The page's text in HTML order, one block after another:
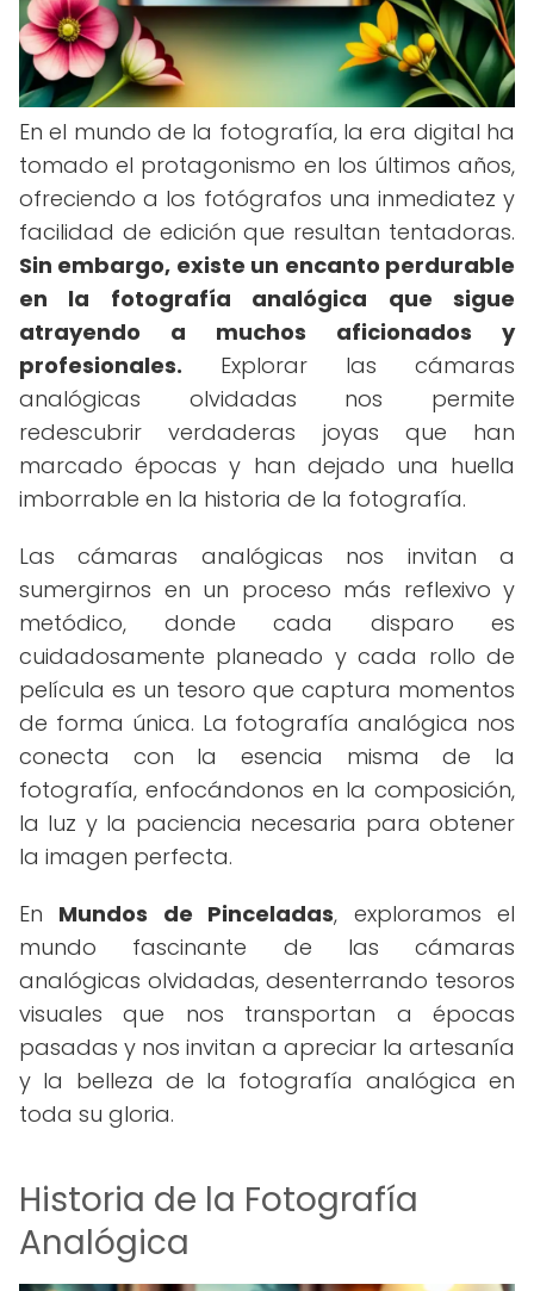
En el mundo de la fotografía, la era digital ha
tomado el protagonismo en los últimos años,
ofreciendo a los fotógrafos una inmediatez y
facilidad de edición que resultan tentadoras.
Sin embargo, existe un encanto perdurable
en la fotografía analógica que sigue
atrayendo a muchos aficionados y
profesionales. Explorar las cámaras
analógicas olvidadas nos permite
redescubrir verdaderas joyas que han
marcado épocas y han dejado una huella
imborrable en la historia de la fotografía.
Las cámaras analógicas nos invitan a
sumergirnos en un proceso más reflexivo y
metódico, donde cada disparo es
cuidadosamente planeado y cada rollo de
película es un tesoro que captura momentos
de forma única. La fotografía analógica nos
conecta con la esencia misma de la
fotografía, enfocándonos en la composición,
la luz y la paciencia necesaria para obtener
la imagen perfecta.
En Mundos de Pinceladas, exploramos el
mundo fascinante de las cámaras
analógicas olvidadas, desenterrando tesoros
visuales que nos transportan a épocas
pasadas y nos invitan a apreciar la artesanía
y la belleza de la fotografía analógica en
toda su gloria.
Historia de la Fotografía
Analógica